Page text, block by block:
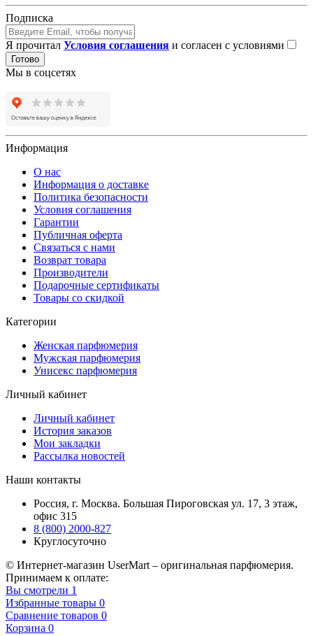
Подписка
Я прочитал Условия соглашения и согласен с условиями
Готово
Мы в соцсетях
Информация
О нас
Информация о доставке
Политика безопасности
Условия соглашения
Гарантии
Публичная оферта
Связаться с нами
Возврат товара
Производители
Подарочные сертификаты
Товары со скидкой
Категории
Женская парфюмерия
Мужская парфюмерия
Унисекс парфюмерия
Личный кабинет
Личный кабинет
История заказов
Мои закладки
Рассылка новостей
Наши контакты
Россия, г. Москва. Большая Пироговская ул. 17, 3 этаж,
офис 315
8 (800) 2000-827
Круглосуточно
© Интернет-магазин UserMart – оригинальная парфюмерия.
Принимаем к оплате:
Вы смотрели 1
Избранные товары 0
Сравнение товаров 0
Корзина 0